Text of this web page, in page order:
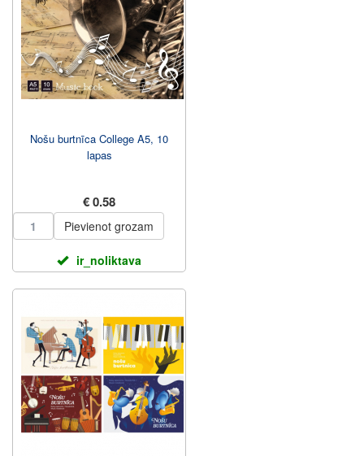
Nošu burtnīca College A5, 10
lapas
€ 0.58
Pievienot grozam
ir_noliktava